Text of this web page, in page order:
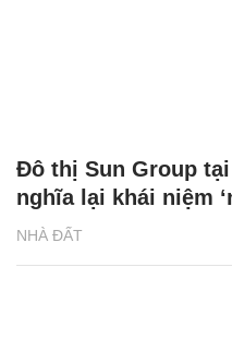
NHÀ ĐẤT
Đô thị Sun Group
nghĩa lại khái niệm